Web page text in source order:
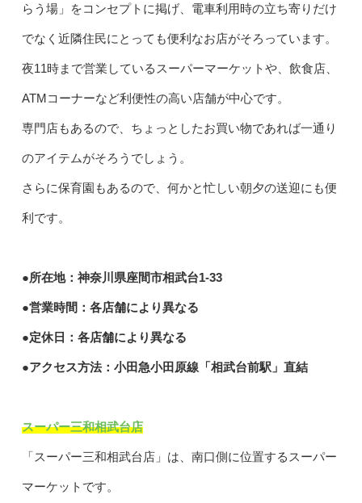
らう場」をコンセプトに掲げ、電車利用時の立ち寄りだけ
でなく近隣住民にとっても便利なお店がそろっています。
夜11時まで営業しているスーパーマーケットや、飲食店、
ATMコーナーなど利便性の高い店舗が中心です。
専門店もあるので、ちょっとしたお買い物であれば一通り
のアイテムがそろうでしょう。
さらに保育園もあるので、何かと忙しい朝夕の送迎にも便
利です。
●所在地：神奈川県座間市相武台1-33
●営業時間：各店舗により異なる
●定休日：各店舗により異なる
●アクセス方法：小田急小田原線「相武台前駅」直結
スーパー三和相武台店
「スーパー三和相武台店」は、南口側に位置するスーパー
マーケットです。